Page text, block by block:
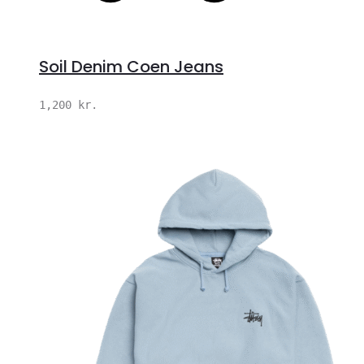
Soil Denim Coen Jeans
1,200 kr.